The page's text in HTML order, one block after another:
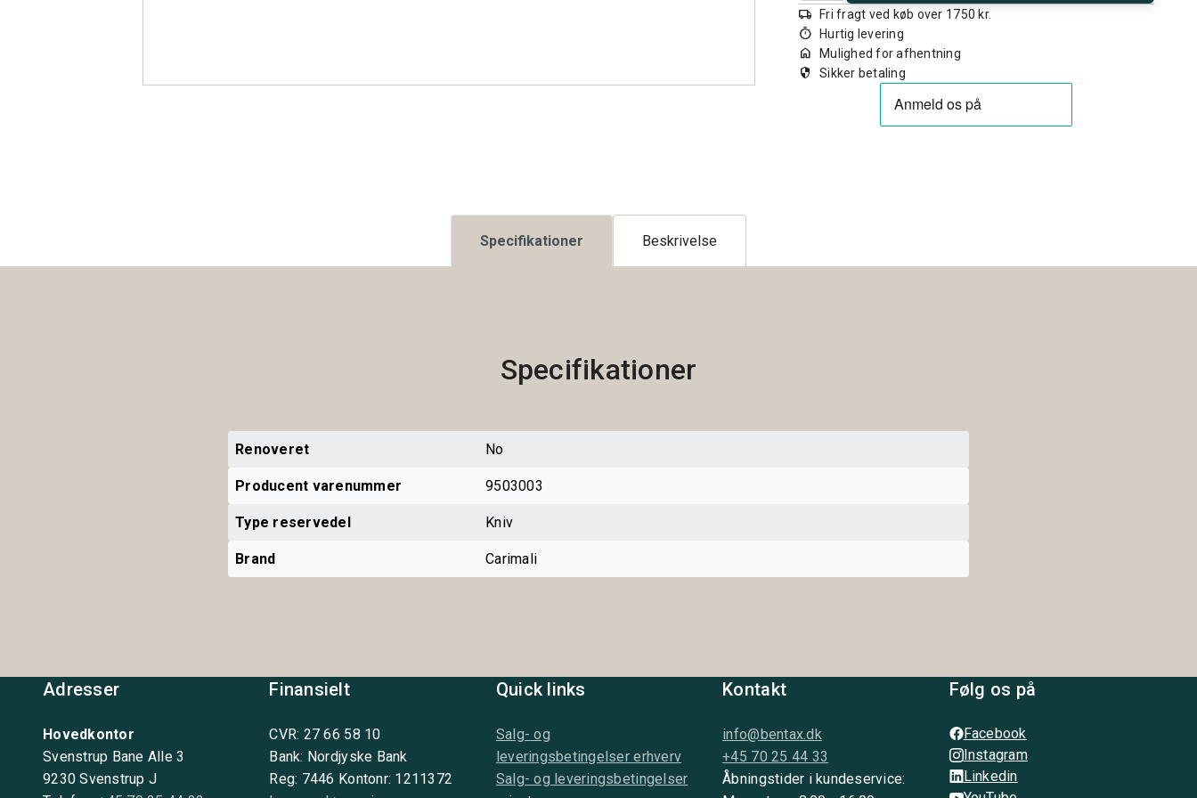
local_shipping Fri fragt ved køb over 1750 kr.
timer Hurtig levering
home Mulighed for afhentning
security Sikker betaling
Specifikationer Beskrivelse
Specifikationer
Renoveret No
Producent varenummer 9503003
Type reservedel Kniv
Brand Carimali
Adresser
Hovedkontor
Svenstrup Bane Alle 3
9230 Svenstrup J
Finansielt
CVR: 27 66 58 10
Bank: Nordjyske Bank
Reg: 7446 Kontonr: 1211372
Quick links
Salg- og
leveringsbetingelser erhverv
Salg- og leveringsbetingelser
Kontakt
info@bentax.dk
+45 70 25 44 33
Åbningstider i kundeservice:
Følg os på
Facebook
Instagram
Linkedin